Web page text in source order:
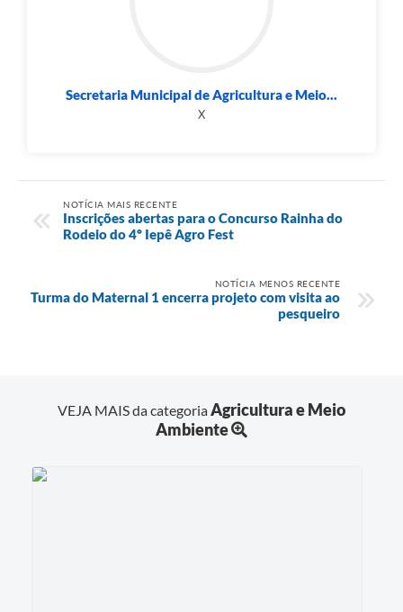
Secretaria Municipal de Agricultura e Meio...
X
NOTÍCIA MAIS RECENTE
Inscrições abertas para o Concurso Rainha do
Rodeio do 4º Iepê Agro Fest
NOTÍCIA MENOS RECENTE
Turma do Maternal 1 encerra projeto com visita ao
pesqueiro
VEJA MAIS da categoriaAgricultura e Meio
Ambiente